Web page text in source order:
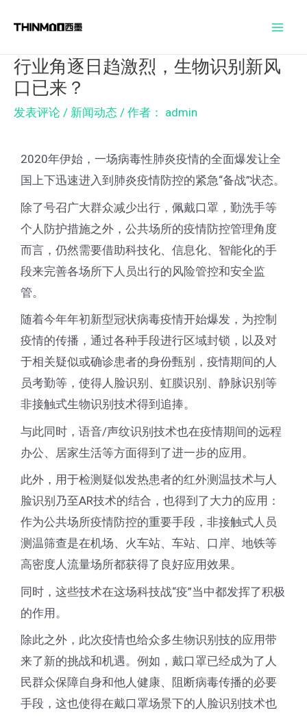
行业角逐日趋激烈，生物识别新风
口已来？
发表评论 / 新闻动态 / 作者： admin
2020年伊始，一场病毒性肺炎疫情的全面爆发让全
国上下迅速进入到肺炎疫情防控的紧急“备战”状态。
除了号召广大群众减少出行，佩戴口罩，勤洗手等
个人防护措施之外，公共场所的疫情防控管理角度
而言，仍然需要借助科技化、信息化、智能化的手
段来完善各场所下人员出行的风险管控和安全监
管。
随着今年年初新型冠状病毒疫情开始爆发，为控制
疫情的传播，通过各种手段进行区域封锁，以及对
于相关疑似或确诊患者的身份甄别，疫情期间的人
员考勤等，使得人脸识别、虹膜识别、静脉识别等
非接触式生物识别技术得到追捧。
与此同时，语音/声纹识别技术也在疫情期间的远程
办公、居家生活等方面得到了进一步的应用。
此外，用于检测疑似发热患者的红外测温技术与人
脸识别乃至AR技术的结合，也得到了大力的应用：
作为公共场所疫情防控的重要手段，非接触式人员
测温筛查是在机场、火车站、车站、口岸、地铁等
高密度人流量场所都获得了良好应用效果。
同时，这些技术在这场科技战“疫”当中都发挥了积极
的作用。
除此之外，此次疫情也给众多生物识别技的应用带
来了新的挑战和机遇。例如，戴口罩已经成为了人
民群众保障自身和他人健康、阻断病毒传播的必要
手段，这也使得在戴口罩场景下的人脸识别技术也
navigation